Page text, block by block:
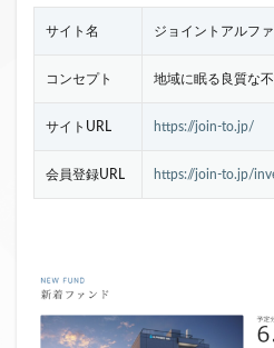
サイト名 ジョイントアルフ
コンセプト 地域に眠る良質な
サイトURL https://join-to.jp/
会員登録URL https://join-to.jp/